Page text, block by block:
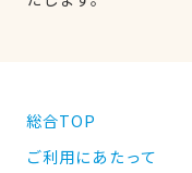
総合TOP
ご利用にあたって